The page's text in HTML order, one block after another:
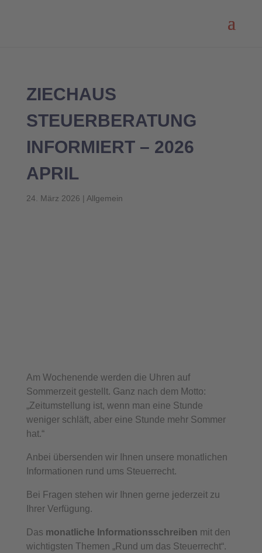
ZIECHAUS
STEUERBERATUNG
INFORMIERT – 2026
APRIL
24. März 2026 | Allgemein
Am Wochenende werden die Uhren auf
Sommerzeit gestellt. Ganz nach dem Motto:
„Zeitumstellung ist, wenn man eine Stunde
weniger schläft, aber eine Stunde mehr Sommer
hat.“
Anbei übersenden wir Ihnen unsere monatlichen
Informationen rund ums Steuerrecht.
Bei Fragen stehen wir Ihnen gerne jederzeit zu
Ihrer Verfügung.
Das monatliche Informationsschreiben mit den
wichtigsten Themen „Rund um das Steuerrecht“.